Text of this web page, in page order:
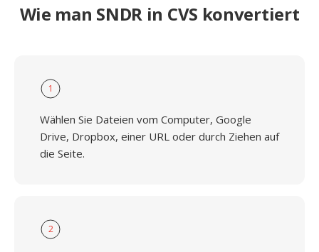
Wie man SNDR in CVS konvertiert
1
Wählen Sie Dateien vom Computer, Google
Drive, Dropbox, einer URL oder durch Ziehen auf
die Seite.
2